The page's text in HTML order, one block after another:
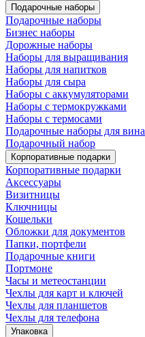
Подарочные наборы
Подарочные наборы
Бизнес наборы
Дорожные наборы
Наборы для выращивания
Наборы для напитков
Наборы для сыра
Наборы с аккумуляторами
Наборы с термокружками
Наборы с термосами
Подарочные наборы для вина
Подарочный набор
Корпоративные подарки
Корпоративные подарки
Аксессуары
Визитницы
Ключницы
Кошельки
Обложки для документов
Папки, портфели
Подарочные книги
Портмоне
Часы и метеостанции
Чехлы для карт и ключей
Чехлы для планшетов
Чехлы для телефона
Упаковка